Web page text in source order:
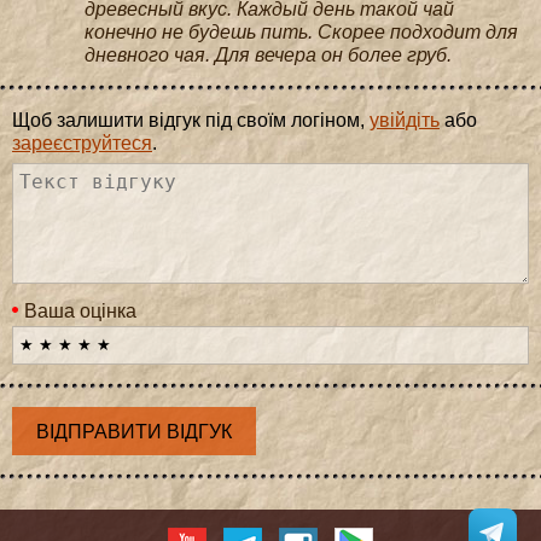
древесный вкус. Каждый день такой чай
конечно не будешь пить. Скорее подходит для
дневного чая. Для вечера он более груб.
Щоб залишити відгук під своїм логіном, увійдітьабо
зареєструйтеся.
Ваша оцінка